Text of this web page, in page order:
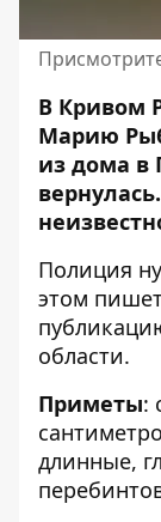
В Кривом
Марию
из дома в
вернулась.
Полиция
этом
области.
Приметы:
длинные,